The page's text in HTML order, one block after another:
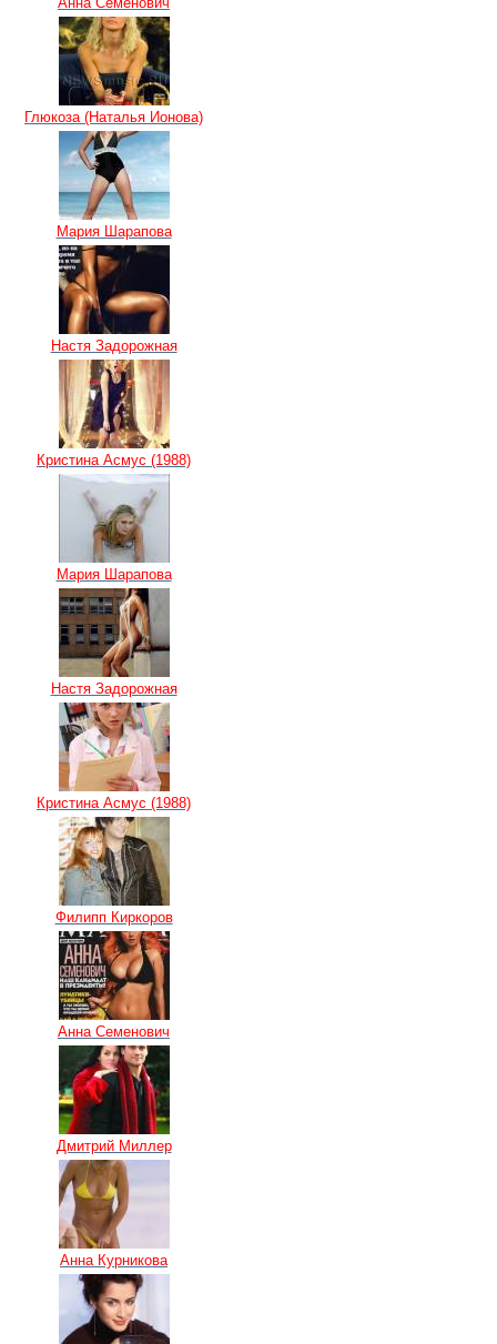
Глюкоза (Наталья Ионова)
Мария Шарапова
Настя Задорожная
Кристина Асмус (1988)
Мария Шарапова
Настя Задорожная
Кристина Асмус (1988)
Филипп Киркоров
Анна Семенович
Дмитрий Миллер
Анна Курникова